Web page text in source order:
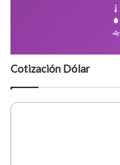
Cotización Dólar